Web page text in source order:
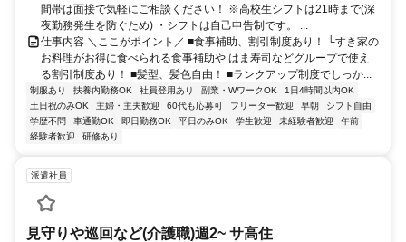
間帯は面接で気軽にご相談ください！ ※高校生シフトは21時まで(深
夜勤務発生を防ぐため) ・シフトは自己申告制です。 ...
仕事内容 ＼ここがポイント／ ■食事補助、割引制度あり！ └すき家の
お料理がお得に食べられる食事補助や はま寿司などグループで使え
る割引制度あり！ ■髪型、髪色自由！ ■ランクアップ制度でしっか...
制服あり 扶養内勤務OK 社員登用あり 副業・WワークOK
1日4時間以内OK
土日祝のみOK
主婦・主夫歓迎 60代も応募可 フリーター歓迎 早朝
シフト自由
学歴不問
車通勤OK 即日勤務OK 平日のみOK 学生歓迎 未経験者歓迎
午前
経験者歓迎
研修あり
派遣社員
見守りや巡回など(介護職)週2~ サ高住